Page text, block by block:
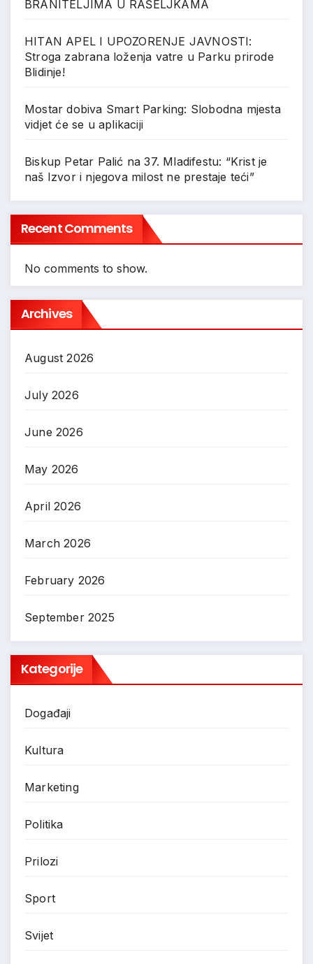
BRANITELJIMA U RAŠELJKAMA
HITAN APEL I UPOZORENJE JAVNOSTI:
Stroga zabrana loženja vatre u Parku prirode
Blidinje!
Mostar dobiva Smart Parking: Slobodna mjesta
vidjet će se u aplikaciji
Biskup Petar Palić na 37. Mladifestu: “Krist je
naš Izvor i njegova milost ne prestaje teći”
Recent Comments
No comments to show.
Archives
August 2026
July 2026
June 2026
May 2026
April 2026
March 2026
February 2026
September 2025
Kategorije
Događaji
Kultura
Marketing
Politika
Prilozi
Sport
Svijet